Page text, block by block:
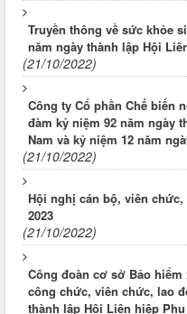
Truyền thông về sức khỏe
năm ngày thành lập Hội
(21/10/2022)
Công ty Cổ phần Chế biến
đàm kỷ niệm 92 năm ngày
Nam và kỷ niệm 12 năm
(21/10/2022)
Hội nghị cán bộ, viên
2023
(21/10/2022)
Công đoàn cơ sở Bảo
công chức, viên chức, lao
thành lập Hội Liên hiệp